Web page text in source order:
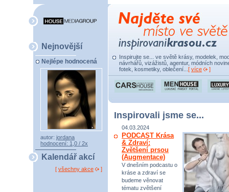
Nejnovější
Nejlépe hodnocená
autor: jordana
hodnocení: 1,0 / 2x
Kalendář akcí
[ všechny akce ]
Inspirujte se... ve světě krásy, modelek,
návrhářů, vizážistů, agentur, módních
fotek, kosmetiky, oblečení... [ více ]
Inspirovali jsme se...
04.03.2024
PODCAST Krása
& Zdraví:
Zvětšení prsou
(Augmentace)
V dnešním podcastu o
kráse a zdraví se
budeme věnovat
tématu zvětšení